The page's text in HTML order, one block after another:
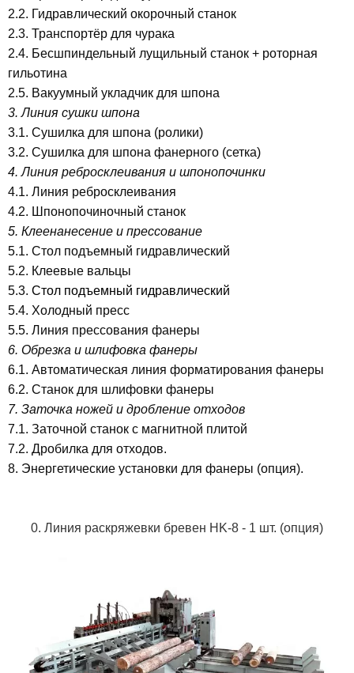
2.2. Гидравлический окорочный станок
2.3. Транспортёр для чурака
2.4. Бесшпиндельный лущильный станок + роторная
гильотина
2.5. Вакуумный укладчик для шпона
3. Линия сушки шпона
3.1. Сушилка для шпона (ролики)
3.2. Cушилка для шпона фанерного (сетка)
4. Линия ребросклеивания и шпонопочинки
4.1. Линия ребросклеивания
4.2. Шпонопочиночный станок
5. Клеенанесение и прессование
5.1. Стол подъемный гидравлический
5.2. Клеевые вальцы
5.3. Стол подъемный гидравлический
5.4. Холодный пресс
5.5. Линия прессования фанеры
6. Обрезка и шлифовка фанеры
6.1. Автоматическая линия форматирования фанеры
6.2. Станок для шлифовки фанеры
7. Заточка ножей и дробление отходов
7.1. Заточной станок с магнитной плитой
7.2. Дробилка для отходов.
8. Энергетические установки для фанеры (опция).
0. Линия раскряжевки бревен HK-8 - 1 шт. (опция)